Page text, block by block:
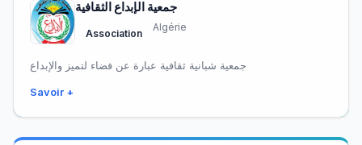
جمعية الإبداع الثقافية
Association
Algérie
Savoir +